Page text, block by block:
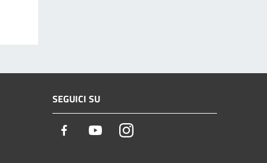
SEGUICI SU
Facebook YoutubeInstagram